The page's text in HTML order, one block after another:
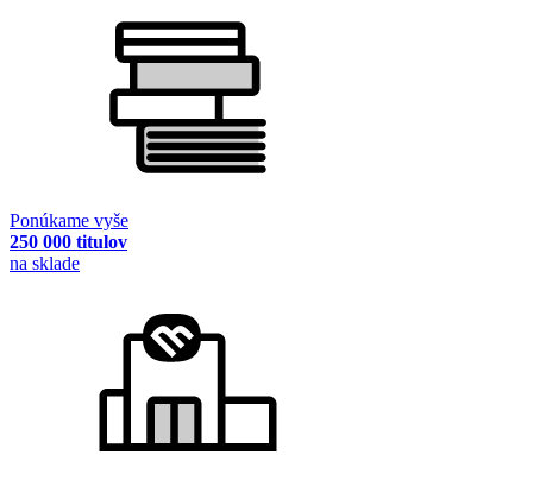
Ponúkame vyše
250 000 titulov
na sklade